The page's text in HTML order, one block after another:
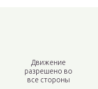
Движение
разрешено во
все стороны